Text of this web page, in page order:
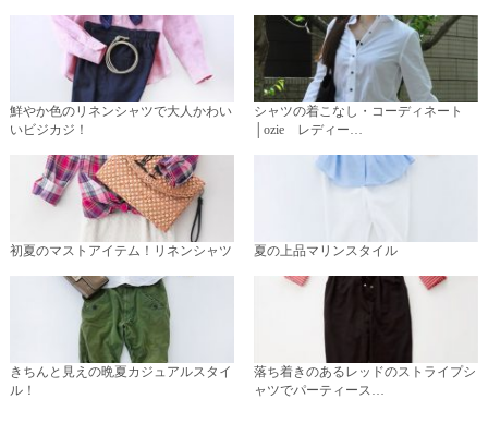
鮮やか色のリネンシャツで大人かわい
いビジカジ！
シャツの着こなし・コーディネート
│ozie レディー…
初夏のマストアイテム！リネンシャツ 夏の上品マリンスタイル
きちんと見えの晩夏カジュアルスタイ
ル！
落ち着きのあるレッドのストライプシ
ャツでパーティース…